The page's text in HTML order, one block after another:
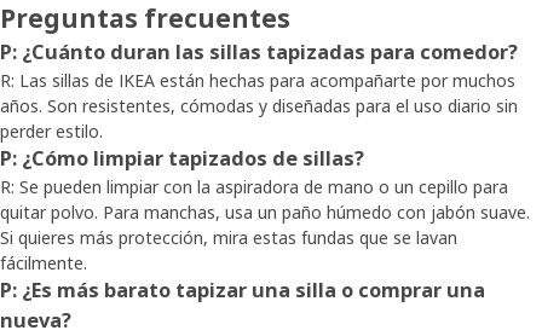
Preguntas frecuentes
P: ¿Cuánto duran las sillas tapizadas para comedor?
R: Las sillas de IKEA están hechas para acompañarte por muchos
años. Son resistentes, cómodas y diseñadas para el uso diario sin
perder estilo.
P: ¿Cómo limpiar tapizados de sillas?
R: Se pueden limpiar con la aspiradora de mano o un cepillo para
quitar polvo. Para manchas, usa un paño húmedo con jabón suave.
Si quieres más protección, mira estas fundas que se lavan
fácilmente.
P: ¿Es más barato tapizar una silla o comprar una
nueva?